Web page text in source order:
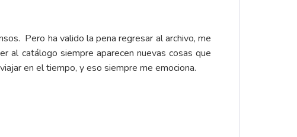
Pero ha valido la pena regresar al archivo, me
al catálogo siempre aparecen nuevas cosas que
en el tiempo, y eso siempre me emociona.